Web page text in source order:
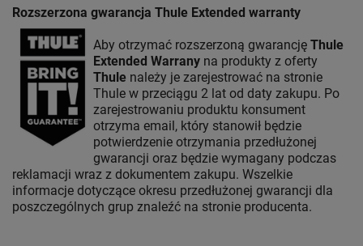
Rozszerzona gwarancja Thule Extended warranty
Aby otrzymać rozszerzoną gwarancję Thule
Extended Warrany na produkty z oferty
Thule należy je zarejestrować na stronie
Thule w przeciągu 2 lat od daty zakupu. Po
zarejestrowaniu produktu konsument
otrzyma email, który stanowił będzie
potwierdzenie otrzymania przedłużonej
gwarancji oraz będzie wymagany podczas
reklamacji wraz z dokumentem zakupu. Wszelkie
informacje dotyczące okresu przedłużonej gwarancji dla
poszczególnych grup znaleźć na stronie producenta.